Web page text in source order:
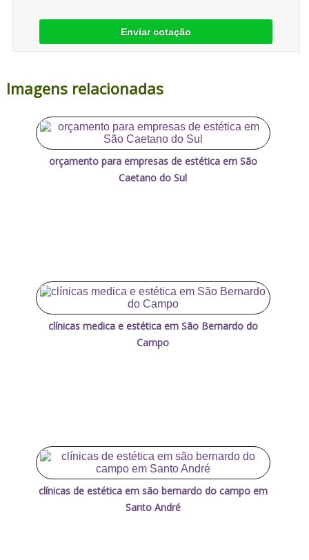
Enviar cotação
Imagens relacionadas
orçamento para empresas de estética em São
Caetano do Sul
clínicas medica e estética em São Bernardo do
Campo
clínicas de estética em são bernardo do campo em
Santo André